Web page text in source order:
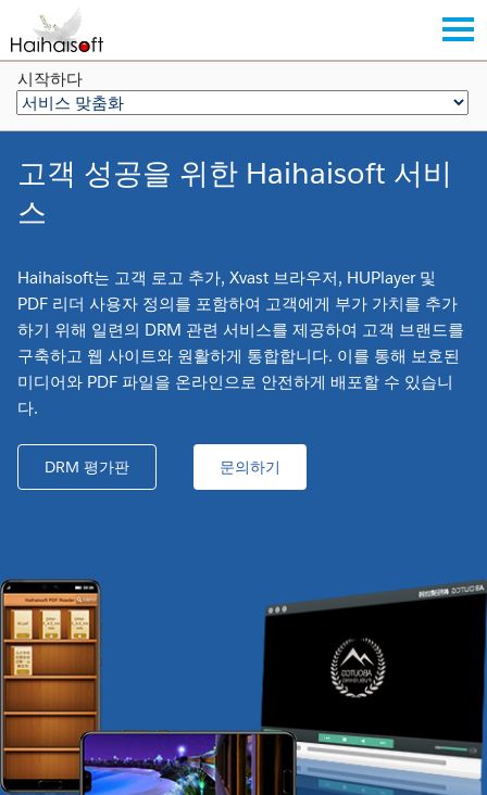
시작하다
고객 성공을 위한 Haihaisoft 서비
스
Haihaisoft는 고객 로고 추가, Xvast 브라우저, HUPlayer 및
PDF 리더 사용자 정의를 포함하여 고객에게 부가 가치를 추가
하기 위해 일련의 DRM 관련 서비스를 제공하여 고객 브랜드를
구축하고 웹 사이트와 원활하게 통합합니다. 이를 통해 보호된
미디어와 PDF 파일을 온라인으로 안전하게 배포할 수 있습니
다.
DRM 평가판 문의하기